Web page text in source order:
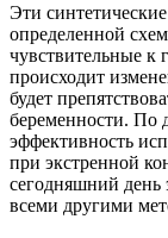
Эти
определенной
чувствительные к
происходит
будет
беременности. По
эффективность
при экстренной
сегодняшний день
всеми другими